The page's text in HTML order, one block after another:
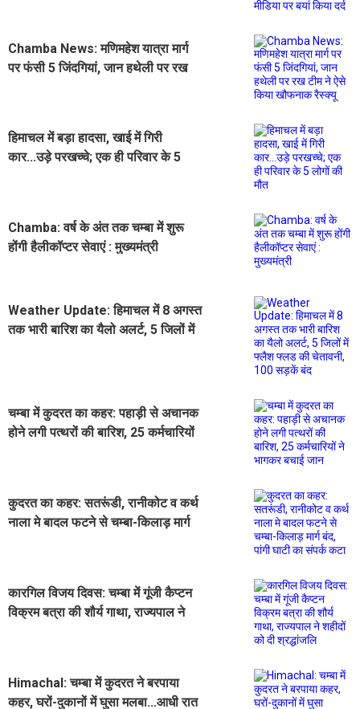
Chamba News: मणिमहेश यात्रा मार्ग
पर फंसी 5 जिंदगियां, जान हथेली पर रख
हिमाचल में बड़ा हादसा, खाई में गिरी
कार...उड़े परखच्चे; एक ही परिवार के 5
Chamba: वर्ष के अंत तक चम्बा में शुरू
होंगी हैलीकॉप्टर सेवाएं : मुख्यमंत्री
Weather Update: हिमाचल में 8 अगस्त
तक भारी बारिश का यैलो अलर्ट, 5 जिलों में
चम्बा में कुदरत का कहर: पहाड़ी से अचानक
होने लगी पत्थरों की बारिश, 25 कर्मचारियों
कुदरत का कहर: सतरूंडी, रानीकोट व कर्थ
नाला मे बादल फटने से चम्बा-किलाड़ मार्ग
कारगिल विजय दिवस: चम्बा में गूंजी कैप्टन
विक्रम बत्रा की शौर्य गाथा, राज्यपाल ने
Himachal: चम्बा में कुदरत ने बरपाया
कहर, घरों-दुकानों में घुसा मलबा...आधी रात